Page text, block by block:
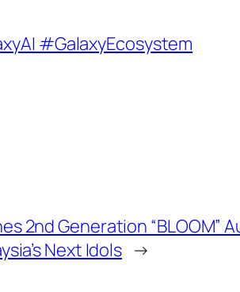
#GalaxyEcosystem
2nd Generation “BLOOM”
Next Idols →